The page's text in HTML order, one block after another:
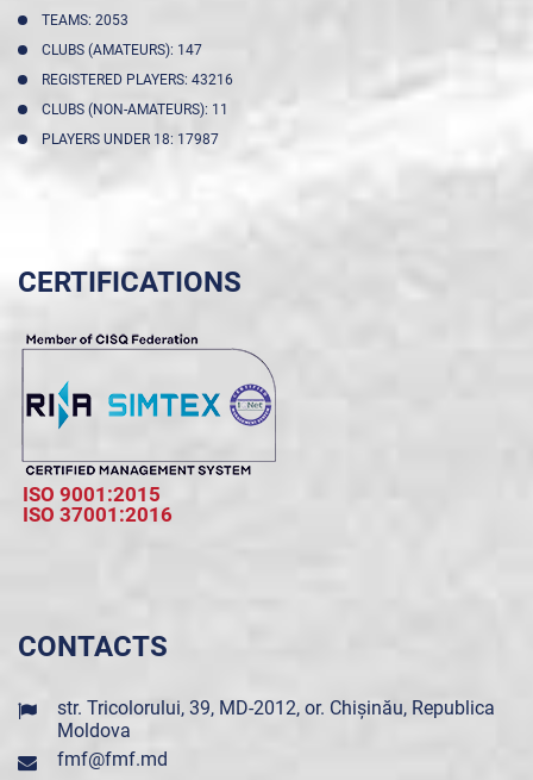
TEAMS: 2053
CLUBS (AMATEURS): 147
REGISTERED PLAYERS: 43216
CLUBS (NON-AMATEURS): 11
PLAYERS UNDER 18: 17987
CERTIFICATIONS
ISO 9001:2015
ISO 37001:2016
CONTACTS
str. Tricolorului, 39, MD-2012, or. Chișinău, Republica
Moldova
fmf@fmf.md